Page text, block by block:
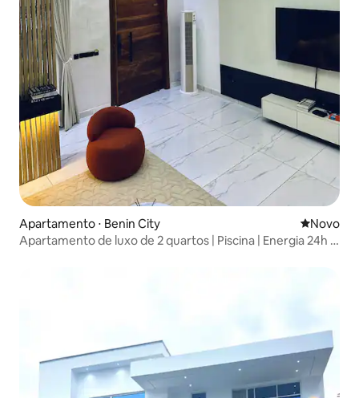
Apartamento ⋅ Benin City Novo
Novo
Apartamento de luxo de 2 quartos | Piscina | Energia 24h |